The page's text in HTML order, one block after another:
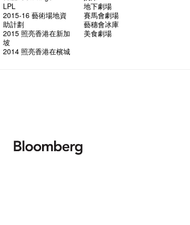
LPL
2015-16 藝術場地資
助計劃
2015 照亮香港在新加
坡
2014 照亮香港在檳城
地下劇場
賽馬會劇場
藝穗會冰庫
美食劇場